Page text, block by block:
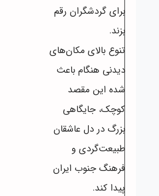
برای گردشگران رقم
بزند.
تنوع بالای مکان‌های
دیدنی هنگام باعث
شده این مقصد
کوچک، جایگاهی
بزرگ در دل عاشقان
طبیعت‌گردی و
فرهنگ جنوب ایران
پیدا کند.